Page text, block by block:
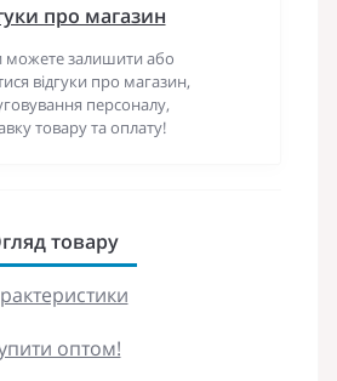
про магазин
можете залишити або
відгуки про магазин,
персоналу,
товару та оплату!
товару
оптом!